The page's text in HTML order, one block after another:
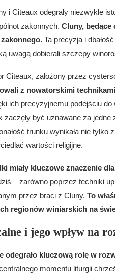
i Citeaux odegrały niezwykle
zakonnych. Cluny, będące
Ta precyzja i
uwagą dobierali szczepy
Citeaux, założony przez
z nowatorskimi
ich precyzyjnemu podejściu
zaczęły być uznawane za
trunku wynikała nie
wartości religijne.
miały kluczowe znaczenie
– zarówno poprzez techniki
przez braci z Cluny. To
regionów winiarskich na
i jego wpływ na
odegrało kluczową rolę w
momentu liturgii